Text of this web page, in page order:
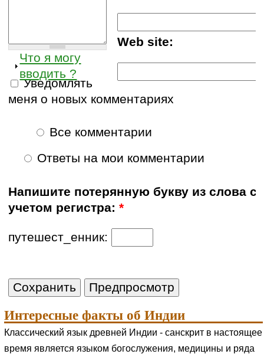
Web site:
Что я могу
вводить ?
Уведомлять
меня о новых комментариях
Все комментарии
Ответы на мои комментарии
Напишите потерянную букву из слова с
учетом регистра:*
путешест_енник:
Интересные факты об Индии
Классический язык древней Индии - санскрит в настоящее
время является языком богослужения, медицины и ряда